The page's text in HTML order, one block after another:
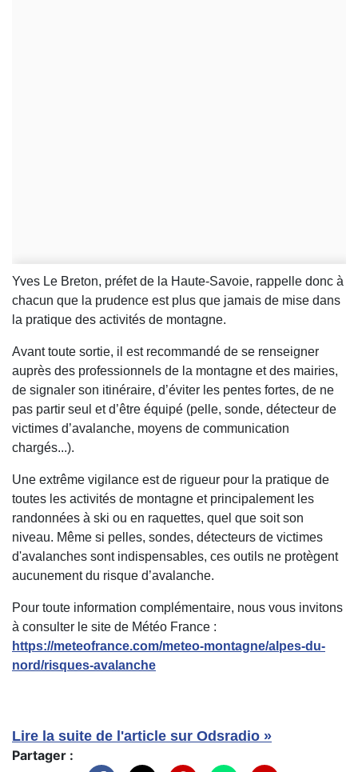
Yves Le Breton, préfet de la Haute-Savoie, rappelle donc à
chacun que la prudence est plus que jamais de mise dans
la pratique des activités de montagne.
Avant toute sortie, il est recommandé de se renseigner
auprès des professionnels de la montagne et des mairies,
de signaler son itinéraire, d’éviter les pentes fortes, de ne
pas partir seul et d’être équipé (pelle, sonde, détecteur de
victimes d’avalanche, moyens de communication
chargés...).
Une extrême vigilance est de rigueur pour la pratique de
toutes les activités de montagne et principalement les
randonnées à ski ou en raquettes, quel que soit son
niveau. Même si pelles, sondes, détecteurs de victimes
d'avalanches sont indispensables, ces outils ne protègent
aucunement du risque d’avalanche.
Pour toute information complémentaire, nous vous invitons
à consulter le site de Météo France :
https://meteofrance.com/meteo-montagne/alpes-du-
nord/risques-avalanche
Lire la suite de l'article sur Odsradio »
Partager :